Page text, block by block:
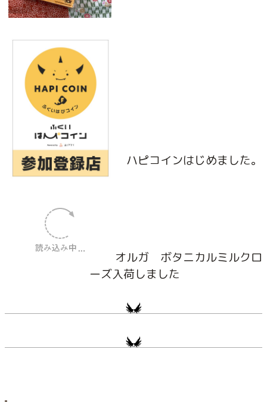
ハピコインはじめました。
オルガ ボタニカルミルクロ
ーズ入荷しました